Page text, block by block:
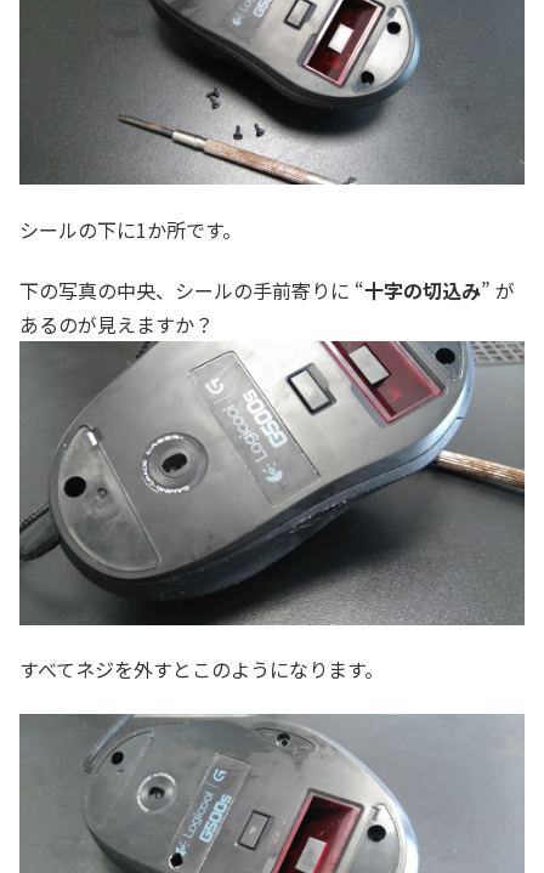
シールの下に1か所です。
下の写真の中央、シールの手前寄りに “十字の切込み” が
あるのが見えますか？
すべてネジを外すとこのようになります。